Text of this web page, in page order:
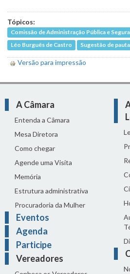
Tópicos:
Comissão de Administração Pública e
Léo Burguês de Castro
Sugestão de pauta
Versão para impressão
A Câmara
Entenda a Câmara
Mesa Diretora
Como chegar
Agende uma Visita
Memória
Estrutura administrativa
Procuradoria da Mulher
Eventos
Agenda
Participe
Vereadores